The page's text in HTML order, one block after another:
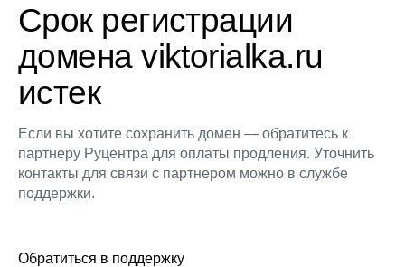
Срок регистрации
домена viktorialka.ru
истек
Если вы хотите сохранить домен — обратитесь к
партнеру Руцентра для оплаты продления. Уточнить
контакты для связи с партнером можно в службе
поддержки.
Обратиться в поддержку